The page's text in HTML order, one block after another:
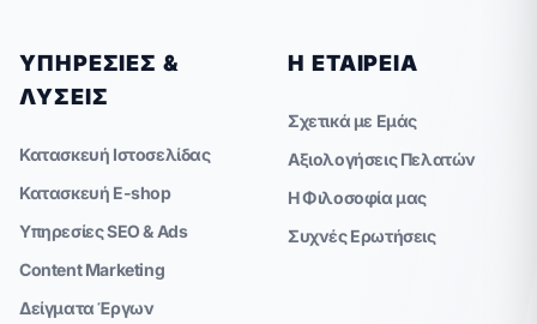
ΥΠΗΡΕΣΊΕΣ &
ΛΎΣΕΙΣ
Κατασκευή Ιστοσελίδας
Κατασκευή E-shop
Υπηρεσίες SEO & Ads
Content Marketing
Δείγματα Έργων
Η ΕΤΑΙΡΕΊΑ
Σχετικά με Εμάς
Αξιολογήσεις Πελατών
Η Φιλοσοφία μας
Συχνές Ερωτήσεις